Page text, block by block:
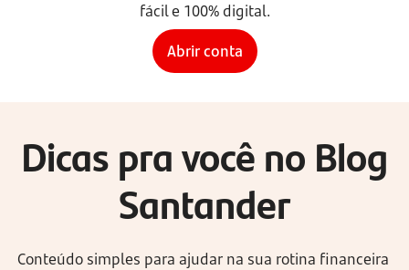
fácil e 100% digital.
Abrir conta
Dicas pra você no Blog
Santander
Conteúdo simples para ajudar na sua rotina financeira